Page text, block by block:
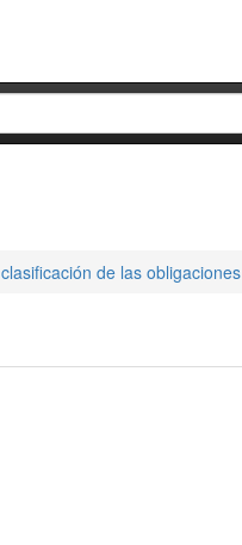
clasificación de las obligaciones